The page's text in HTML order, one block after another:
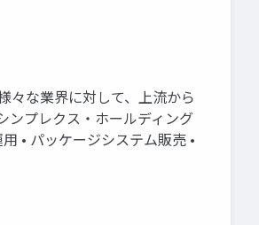
々な業界に対して、上流から
ンプレクス・ホールディング
• パッケージシステム販売 •